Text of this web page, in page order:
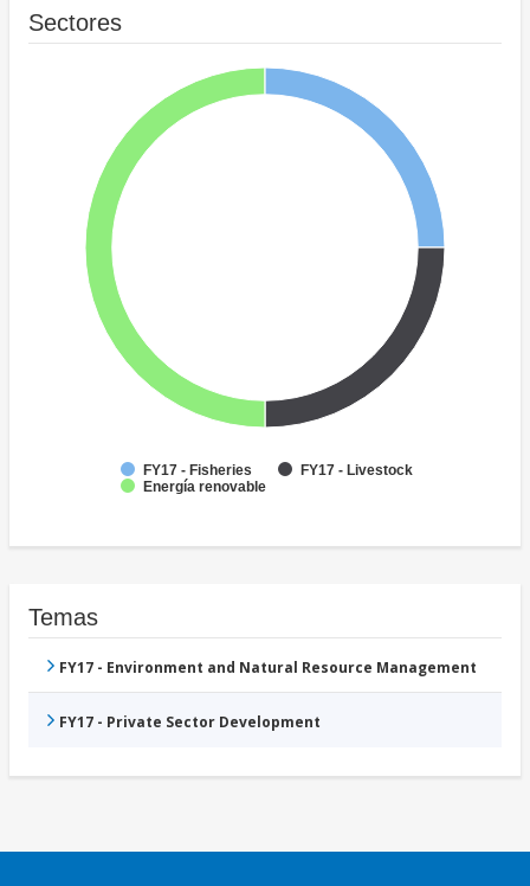
Sectores
FY17 - Fisheries
FY17 - Livestock
Energía renovable
Temas
FY17 - Environment and Natural Resource Management
FY17 - Private Sector Development